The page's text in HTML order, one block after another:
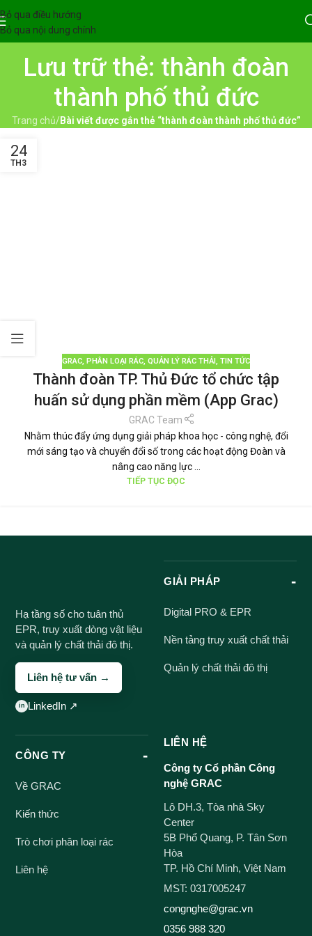
Bỏ qua điều hướng
Bỏ qua nội dung chính
Lưu trữ thẻ: thành đoàn
thành phố thủ đức
Trang chủ/Bài viết được gắn thẻ “thành đoàn thành phố thủ đức”
24
TH3
GRAC, PHÂN LOẠI RÁC, QUẢN LÝ RÁC THẢI, TIN TỨC
Thành đoàn TP. Thủ Đức tổ chức tập
huấn sử dụng phần mềm (App Grac)
GRAC Team
Nhằm thúc đẩy ứng dụng giải pháp khoa học - công nghệ, đổi
mới sáng tạo và chuyển đổi số trong các hoạt động Đoàn và
nâng cao năng lực ...
TIẾP TỤC ĐỌC
Hạ tầng số cho tuân thủ
EPR, truy xuất dòng vật liệu
và quản lý chất thải đô thị.
Liên hệ tư vấn →
LinkedIn ↗
GIẢI PHÁP
Digital PRO & EPR
Nền tảng truy xuất chất thải
Quản lý chất thải đô thị
CÔNG TY
Về GRAC
Kiến thức
Trò chơi phân loại rác
Liên hệ
LIÊN HỆ
Công ty Cổ phần Công
nghệ GRAC
Lô DH.3, Tòa nhà Sky
Center
5B Phổ Quang, P. Tân Sơn
Hòa
TP. Hồ Chí Minh, Việt Nam
MST: 0317005247
congnghe@grac.vn
0356 988 320